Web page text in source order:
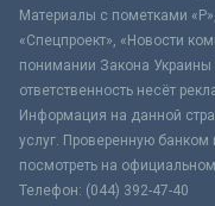
Материалы с пометками
«Спецпроект», «Новости
понимании Закона
ответственность несёт
Информация на данной
услуг. Проверенную
посмотреть на
Телефон: (044) 392-47-40